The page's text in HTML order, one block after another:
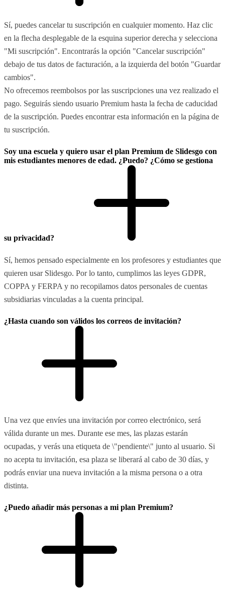
Sí, puedes cancelar tu suscripción en cualquier momento. Haz clic
en la flecha desplegable de la esquina superior derecha y selecciona
"Mi suscripción". Encontrarás la opción "Cancelar suscripción"
debajo de tus datos de facturación, a la izquierda del botón "Guardar
cambios".
No ofrecemos reembolsos por las suscripciones una vez realizado el
pago. Seguirás siendo usuario Premium hasta la fecha de caducidad
de la suscripción. Puedes encontrar esta información en la página de
tu suscripción.
Soy una escuela y quiero usar el plan Premium de Slidesgo con
mis estudiantes menores de edad. ¿Puedo? ¿Cómo se gestiona
su privacidad?
Sí, hemos pensado especialmente en los profesores y estudiantes que
quieren usar Slidesgo. Por lo tanto, cumplimos las leyes GDPR,
COPPA y FERPA y no recopilamos datos personales de cuentas
subsidiarias vinculadas a la cuenta principal.
¿Hasta cuando son válidos los correos de invitación?
Una vez que envíes una invitación por correo electrónico, será
válida durante un mes. Durante ese mes, las plazas estarán
ocupadas, y verás una etiqueta de \"pendiente\" junto al usuario. Si
no acepta tu invitación, esa plaza se liberará al cabo de 30 días, y
podrás enviar una nueva invitación a la misma persona o a otra
distinta.
¿Puedo añadir más personas a mi plan Premium?